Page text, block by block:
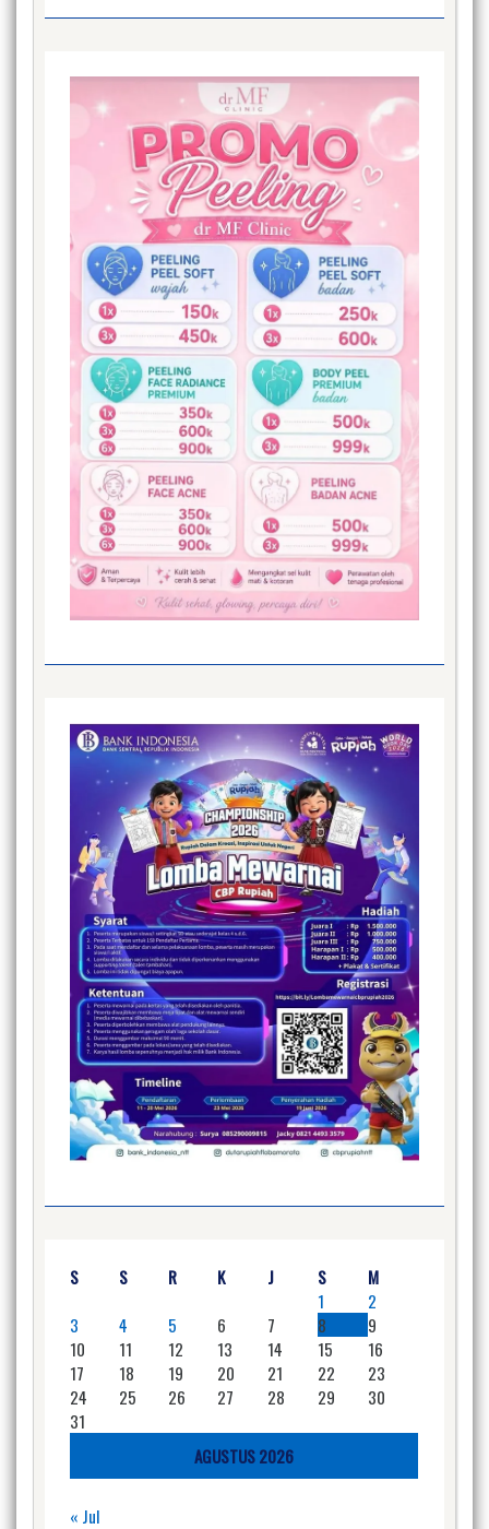
AGUSTUS 2026
S S R K J S
M
1
2
3
4 5 6 7 8
9
10
11 12 13 14 15
16
17
18 19 20 21 22
23
24
25 26 27 28 29
30
31
« Jul